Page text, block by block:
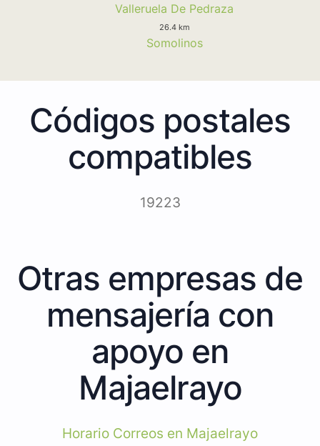
Valleruela De Pedraza
26.4 km
Somolinos
Códigos postales
compatibles
19223
Otras empresas de
mensajería con
apoyo en
Majaelrayo
Horario Correos en Majaelrayo